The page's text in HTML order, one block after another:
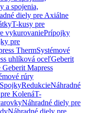
a spojenia,
diely pre Axiálne
T-kusy pre
vykurovaniePrípojky
pre
ThermSystémové
uhlíková oceľGeberit
Mapress
rúry
RedukcieNáhradné
KolenáT-
Náhradné diely pre
Náhradné diely pre